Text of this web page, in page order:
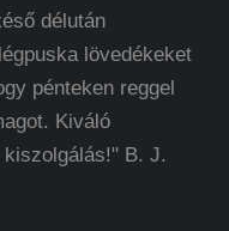
délután
lövedékeket
pénteken reggel
Kiváló
B. J.